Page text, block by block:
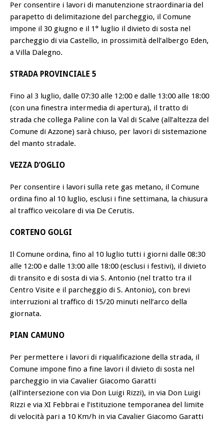
Per consentire i lavori di manutenzione straordinaria del
parapetto di delimitazione del parcheggio, il Comune
impone il 30 giugno e il 1° luglio il divieto di sosta nel
parcheggio di via Castello, in prossimità dell’albergo Eden,
a Villa Dalegno.
STRADA PROVINCIALE 5
Fino al 3 luglio, dalle 07:30 alle 12:00 e dalle 13:00 alle 18:00
(con una finestra intermedia di apertura), il tratto di
strada che collega Paline con la Val di Scalve (all’altezza del
Comune di Azzone) sarà chiuso, per lavori di sistemazione
del manto stradale.
VEZZA D’OGLIO
Per consentire i lavori sulla rete gas metano, il Comune
ordina fino al 10 luglio, esclusi i fine settimana, la chiusura
al traffico veicolare di via De Cerutis.
CORTENO GOLGI
Il Comune ordina, fino al 10 luglio tutti i giorni dalle 08:30
alle 12:00 e dalle 13:00 alle 18:00 (esclusi i festivi), il divieto
di transito e di sosta di via S. Antonio (nel tratto tra il
Centro Visite e il parcheggio di S. Antonio), con brevi
interruzioni al traffico di 15/20 minuti nell’arco della
giornata.
PIAN CAMUNO
Per permettere i lavori di riqualificazione della strada, il
Comune impone fino a fine lavori il divieto di sosta nel
parcheggio in via Cavalier Giacomo Garatti
(all’intersezione con via Don Luigi Rizzi), in via Don Luigi
Rizzi e via XI Febbrai e l’istituzione temporanea del limite
di velocità pari a 10 Km/h in via Cavalier Giacomo Garatti